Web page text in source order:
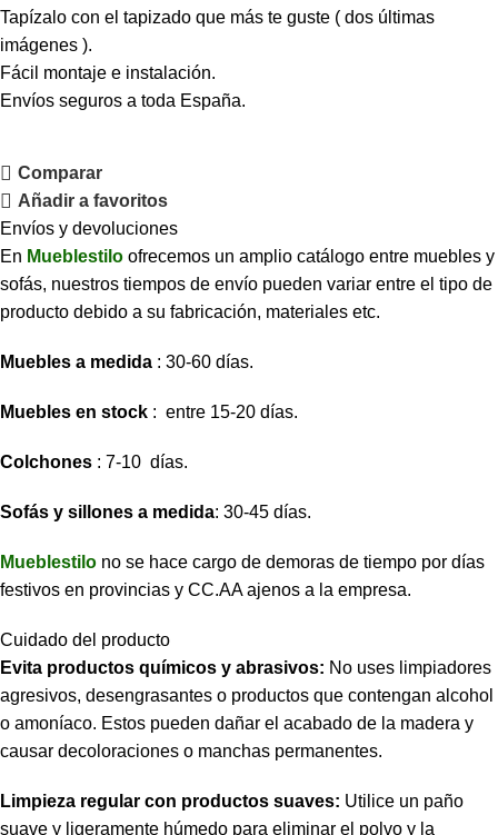
Tapízalo con el tapizado que más te guste ( dos últimas
imágenes ).
Fácil montaje e instalación.
Envíos seguros a toda España.
Comparar
Añadir a favoritos
Envíos y devoluciones
En Mueblestilo ofrecemos un amplio catálogo entre muebles y
sofás, nuestros tiempos de envío pueden variar entre el tipo de
producto debido a su fabricación, materiales etc.
Muebles a medida : 30-60 días.
Muebles en stock : entre 15-20 días.
Colchones : 7-10 días.
Sofás y sillones a medida: 30-45 días.
Mueblestilo no se hace cargo de demoras de tiempo por días
festivos en provincias y CC.AA ajenos a la empresa.
Cuidado del producto
Evita productos químicos y abrasivos: No uses limpiadores
agresivos, desengrasantes o productos que contengan alcohol
o amoníaco. Estos pueden dañar el acabado de la madera y
causar decoloraciones o manchas permanentes.
Limpieza regular con productos suaves: Utilice un paño
suave y ligeramente húmedo para eliminar el polvo y la